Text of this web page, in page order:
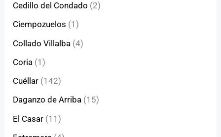
Cedillo del Condado (2)
Ciempozuelos (1)
Collado Villalba (4)
Coria (1)
Cuéllar (142)
Daganzo de Arriba (15)
El Casar (11)